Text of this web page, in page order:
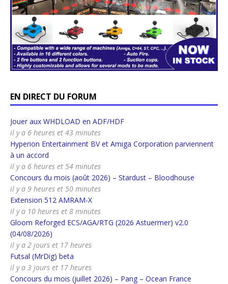
EN DIRECT DU FORUM
Jouer aux WHDLOAD en ADF/HDF
il y a 6 heures et 43 minutes
Hyperion Entertainment BV et Amiga Corporation parviennent
à un accord
il y a 6 heures et 54 minutes
Concours du mois (août 2026) – Stardust – Bloodhouse
il y a 9 heures et 50 minutes
Extension 512 AMRAM-X
il y a 10 heures et 8 minutes
Gloom Reforged ECS/AGA/RTG (2026 Astuermer) v2.0
(04/08/2026)
il y a 2 jours et 17 heures
Futsal (MrDig) beta
il y a 3 jours et 17 heures
Concours du mois (juillet 2026) – Pang – Ocean France